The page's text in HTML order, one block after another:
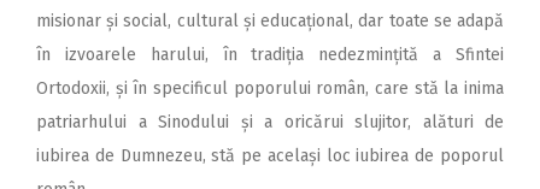
misionar și social, cultural și educațional, dar toate se adapă
în izvoarele harului, în tradiția nedezmințită a Sfintei
Ortodoxii, și în specificul poporului român, care stă la inima
patriarhului a Sinodului și a oricărui slujitor, alături de
iubirea de Dumnezeu, stă pe același loc iubirea de poporul